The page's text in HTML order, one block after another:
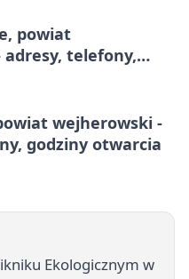
powiat
telefony,
wejherowski -
godziny otwarcia
Ekologicznym w